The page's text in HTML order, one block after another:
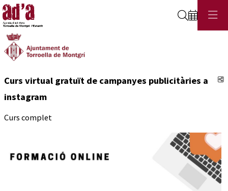
Cerca
Curs virtual gratuït de campanyes publicitàries a
instagram
Curs complet